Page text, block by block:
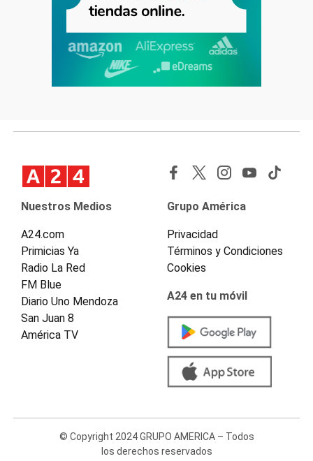
Nuestros Medios
A24.com
Primicias Ya
Radio La Red
FM Blue
Diario Uno Mendoza
San Juan 8
América TV
Grupo América
Privacidad
Términos y Condiciones
Cookies
A24 en tu móvil
© Copyright 2024 GRUPO AMERICA – Todos
los derechos reservados